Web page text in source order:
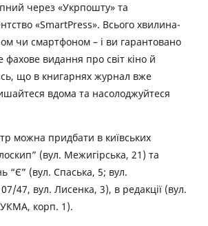
через «Укрпошту» та
«SmartPress». Всього хвилина-
чи смартфоном – і ви гарантовано
фахове видання про світ кіно й
що в книгарнях журнал вже
вдома та насолоджуйтеся
можна придбати в київських
(вул. Межигірська, 21) та
“Є” (вул. Спаська, 5; вул.
47, вул. Лисенка, 3), в редакції (вул.
корп. 1).